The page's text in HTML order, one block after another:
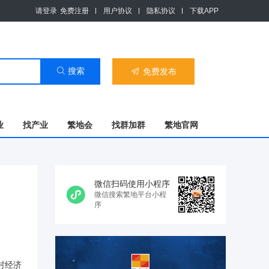
请登录 免费注册 用户协议 隐私协议 下载APP
 搜索  免费发布
找产业 繁地会 找群加群 繁地官网
经济
微信扫码使用小程序
微信搜索繁地平台小程
序